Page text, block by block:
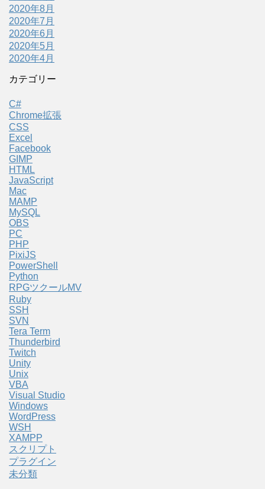
2020年8月
2020年7月
2020年6月
2020年5月
2020年4月
カテゴリー
C#
Chrome拡張
CSS
Excel
Facebook
GIMP
HTML
JavaScript
Mac
MAMP
MySQL
OBS
PC
PHP
PixiJS
PowerShell
Python
RPGツクールMV
Ruby
SSH
SVN
Tera Term
Thunderbird
Twitch
Unity
Unix
VBA
Visual Studio
Windows
WordPress
WSH
XAMPP
スクリプト
プラグイン
未分類